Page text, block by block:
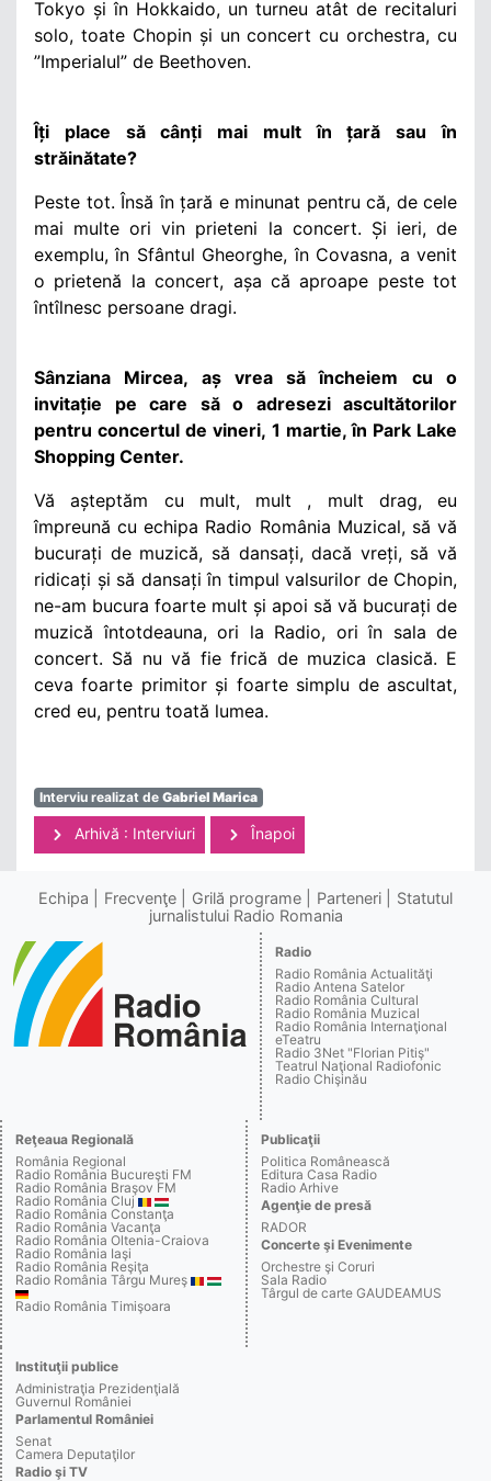
Tokyo și în Hokkaido, un turneu atât de recitaluri
solo, toate Chopin și un concert cu orchestra, cu
”Imperialul” de Beethoven.
Îți place să cânți mai mult în țară sau în
străinătate?
Peste tot. Însă în țară e minunat pentru că, de cele
mai multe ori vin prieteni la concert. Și ieri, de
exemplu,în Sfântul Gheorghe, în Covasna, a venit
o prietenă la concert, așa că aproape peste tot
întîlnesc persoane dragi.
Sânziana Mircea, aș vrea să încheiem cu o
invitație pe care să o adresezi ascultătorilor
pentru concertul de vineri, 1 martie, în Park Lake
Shopping Center.
Vă așteptăm cu mult, mult , mult drag, eu
împreună cu echipa Radio România Muzical, să vă
bucurați de muzică, să dansați, dacă vreți, să vă
ridicați și să dansați în timpul valsurilor de Chopin,
ne-am bucura foarte mult și apoi să vă bucurați de
muzică întotdeauna, ori la Radio, ori în sala de
concert. Să nu vă fie frică de muzica clasică. E
ceva foarte primitor și foarte simplu de ascultat,
cred eu, pentru toată lumea.
Interviu realizat de Gabriel Marica
Arhivă : Interviuri Înapoi
Echipa Frecvenţe Grilă programe Parteneri
Statutul
jurnalistului Radio Romania
Radio
Radio România Actualităţi
Radio Antena Satelor
Radio România Cultural
Radio România Muzical
Radio România Internaţional
eTeatru
Radio 3Net "Florian Pitiş"
Teatrul Naţional Radiofonic
Radio Chişinău
Reţeaua Regională
România Regional
Radio România Bucureşti FM
Radio România Braşov FM
Radio România Cluj
Radio România Constanţa
Radio România Vacanţa
Radio România Oltenia-Craiova
Radio România Iaşi
Radio România Reşiţa
Radio România Târgu Mureş
Radio România Timişoara
Publicaţii
Politica Românească
Editura Casa Radio
Radio Arhive
Agenţie de presă
RADOR
Concerte şi Evenimente
Orchestre şi Coruri
Sala Radio
Târgul de carte GAUDEAMUS
Instituţii publice
Administraţia Prezidenţială
Guvernul României
Parlamentul României
Senat
Camera Deputaţilor
Radio şi TV